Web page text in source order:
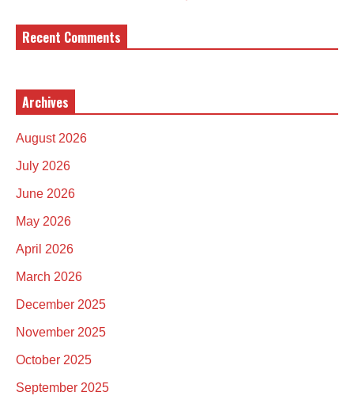
Recent Comments
Archives
August 2026
July 2026
June 2026
May 2026
April 2026
March 2026
December 2025
November 2025
October 2025
September 2025